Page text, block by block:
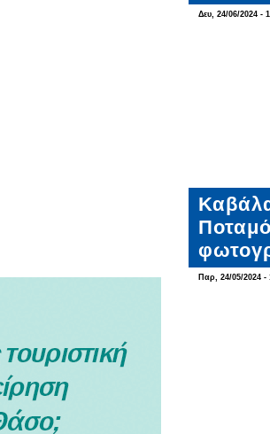
Δευ, 24/06/2024 -
Παρ, 24/05/2024 -